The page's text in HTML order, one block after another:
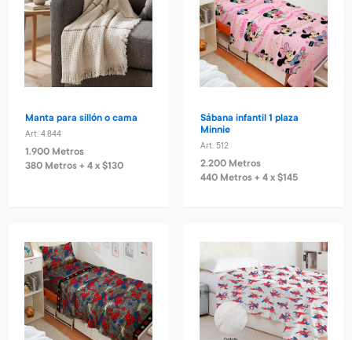
Manta para sillón o cama
Art. 4.844
1.900 Metros
380 Metros + 4 x $130
Sábana infantil 1 plaza
Minnie
Art. 512
2.200 Metros
440 Metros + 4 x $145